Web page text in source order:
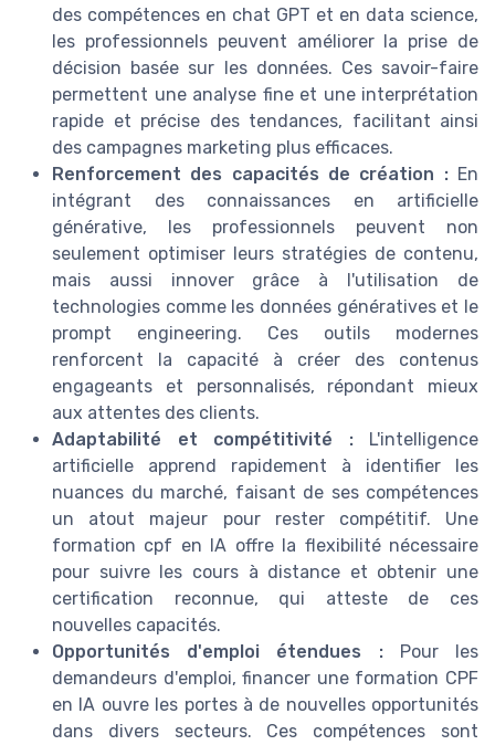
des compétences en chat GPT et en data science,
les professionnels peuvent améliorer la prise de
décision basée sur les données. Ces savoir-faire
permettent une analyse fine et une interprétation
rapide et précise des tendances, facilitant ainsi
des campagnes marketing plus efficaces.
Renforcement des capacités de création :En
intégrant des connaissances en artificielle
générative, les professionnels peuvent non
seulement optimiser leurs stratégies de contenu,
mais aussi innover grâce à l'utilisation de
technologies comme les données génératives et le
prompt engineering. Ces outils modernes
renforcent la capacité à créer des contenus
engageants et personnalisés, répondant mieux
aux attentes des clients.
Adaptabilité et compétitivité :L'intelligence
artificielle apprend rapidement à identifier les
nuances du marché, faisant de ses compétences
un atout majeur pour rester compétitif. Une
formation cpf en IA offre la flexibilité nécessaire
pour suivre les cours à distance et obtenir une
certification reconnue, qui atteste de ces
nouvelles capacités.
Opportunités d'emploi étendues :Pour les
demandeurs d'emploi, financer une formation CPF
en IA ouvre les portes à de nouvelles opportunités
dans divers secteurs. Ces compétences sont